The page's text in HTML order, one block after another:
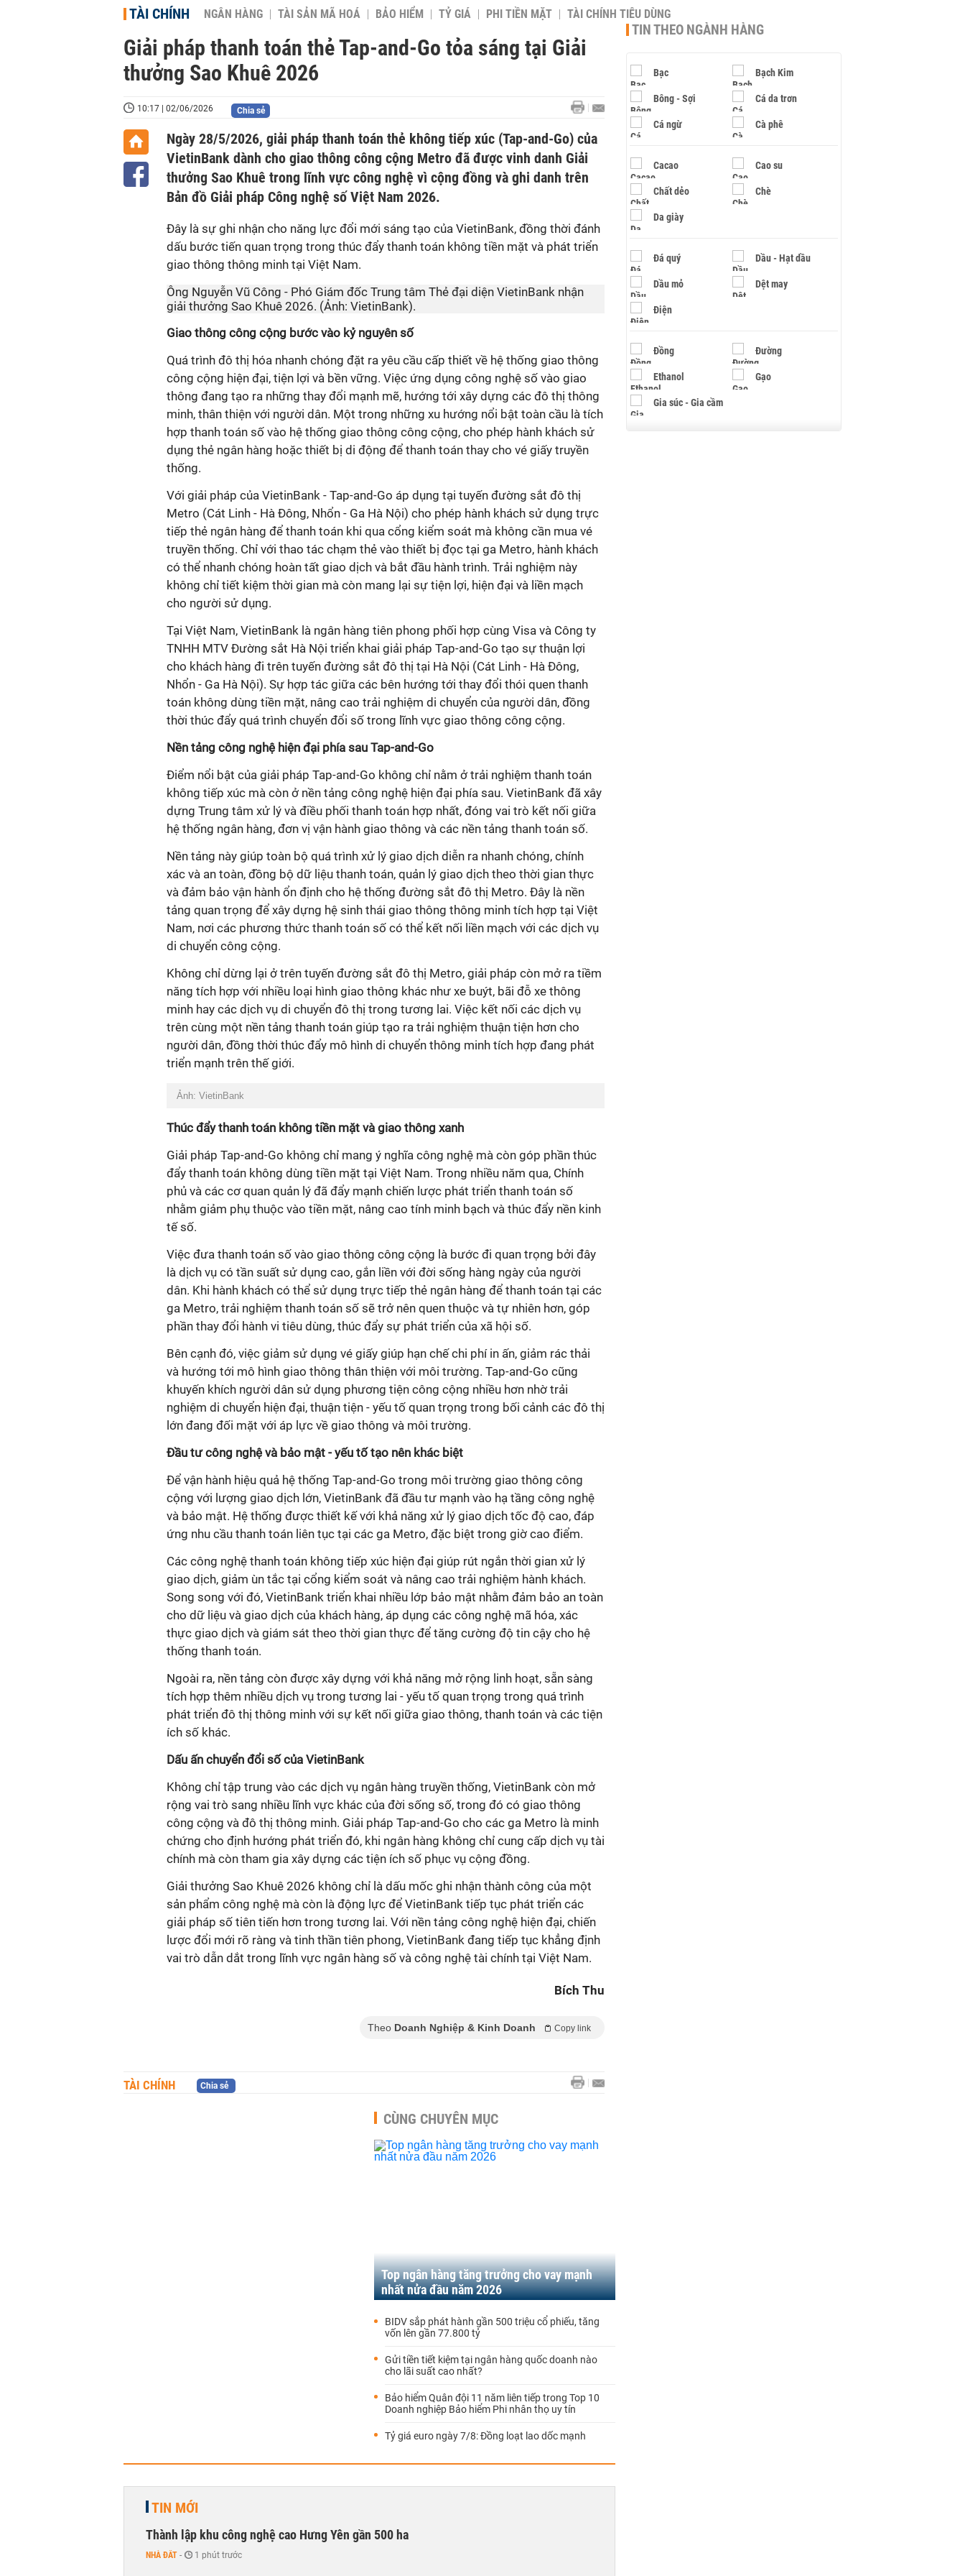
TÀI CHÍNH NGÂN HÀNG TÀI SẢN MÃ HOÁ BẢO HIỂM TỶ GIÁ PHI TIỀN MẶT TÀI CHÍNH TIÊU DÙNG
Giải pháp thanh toán thẻ Tap-and-Go tỏa sáng tại Giải
thưởng Sao Khuê 2026
10:17 | 02/06/2026 Chia sẻ
Ngày 28/5/2026, giải pháp thanh toán thẻ không tiếp xúc (Tap-and-Go) của
VietinBank dành cho giao thông công cộng Metro đã được vinh danh Giải
thưởng Sao Khuê trong lĩnh vực công nghệ vì cộng đồng và ghi danh trên
Bản đồ Giải pháp Công nghệ số Việt Nam 2026.
Đây là sự ghi nhận cho năng lực đổi mới sáng tạo của VietinBank, đồng thời đánh
dấu bước tiến quan trọng trong thúc đẩy thanh toán không tiền mặt và phát triển
giao thông thông minh tại Việt Nam.
Ông Nguyễn Vũ Công - Phó Giám đốc Trung tâm Thẻ đại diện VietinBank nhận
giải thưởng Sao Khuê 2026. (Ảnh: VietinBank).
Giao thông công cộng bước vào kỷ nguyên số
Quá trình đô thị hóa nhanh chóng đặt ra yêu cầu cấp thiết về hệ thống giao thông
công cộng hiện đại, tiện lợi và bền vững. Việc ứng dụng công nghệ số vào giao
thông đang tạo ra những thay đổi mạnh mẽ, hướng tới xây dựng các đô thị thông
minh, thân thiện với người dân. Một trong những xu hướng nổi bật toàn cầu là tích
hợp thanh toán số vào hệ thống giao thông công cộng, cho phép hành khách sử
dụng thẻ ngân hàng hoặc thiết bị di động để thanh toán thay cho vé giấy truyền
thống.
Với giải pháp của VietinBank - Tap-and-Go áp dụng tại tuyến đường sắt đô thị
Metro (Cát Linh - Hà Đông, Nhổn - Ga Hà Nội) cho phép hành khách sử dụng trực
tiếp thẻ ngân hàng để thanh toán khi qua cổng kiểm soát mà không cần mua vé
truyền thống. Chỉ với thao tác chạm thẻ vào thiết bị đọc tại ga Metro, hành khách
có thể nhanh chóng hoàn tất giao dịch và bắt đầu hành trình. Trải nghiệm này
không chỉ tiết kiệm thời gian mà còn mang lại sự tiện lợi, hiện đại và liền mạch
cho người sử dụng.
Tại Việt Nam, VietinBank là ngân hàng tiên phong phối hợp cùng Visa và Công ty
TNHH MTV Đường sắt Hà Nội triển khai giải pháp Tap-and-Go tạo sự thuận lợi
cho khách hàng đi trên tuyến đường sắt đô thị tại Hà Nội (Cát Linh - Hà Đông,
Nhổn - Ga Hà Nội). Sự hợp tác giữa các bên hướng tới thay đổi thói quen thanh
toán không dùng tiền mặt, nâng cao trải nghiệm di chuyển của người dân, đồng
thời thúc đẩy quá trình chuyển đổi số trong lĩnh vực giao thông công cộng.
Nền tảng công nghệ hiện đại phía sau Tap-and-Go
Điểm nổi bật của giải pháp Tap-and-Go không chỉ nằm ở trải nghiệm thanh toán
không tiếp xúc mà còn ở nền tảng công nghệ hiện đại phía sau. VietinBank đã xây
dựng Trung tâm xử lý và điều phối thanh toán hợp nhất, đóng vai trò kết nối giữa
hệ thống ngân hàng, đơn vị vận hành giao thông và các nền tảng thanh toán số.
Nền tảng này giúp toàn bộ quá trình xử lý giao dịch diễn ra nhanh chóng, chính
xác và an toàn, đồng bộ dữ liệu thanh toán, quản lý giao dịch theo thời gian thực
và đảm bảo vận hành ổn định cho hệ thống đường sắt đô thị Metro. Đây là nền
tảng quan trọng để xây dựng hệ sinh thái giao thông thông minh tích hợp tại Việt
Nam, nơi các phương thức thanh toán số có thể kết nối liền mạch với các dịch vụ
di chuyển công cộng.
Không chỉ dừng lại ở trên tuyến đường sắt đô thị Metro, giải pháp còn mở ra tiềm
năng tích hợp với nhiều loại hình giao thông khác như xe buýt, bãi đỗ xe thông
minh hay các dịch vụ di chuyển đô thị trong tương lai. Việc kết nối các dịch vụ
trên cùng một nền tảng thanh toán giúp tạo ra trải nghiệm thuận tiện hơn cho
người dân, đồng thời thúc đẩy mô hình di chuyển thông minh tích hợp đang phát
triển mạnh trên thế giới.
Ảnh: VietinBank
Thúc đẩy thanh toán không tiền mặt và giao thông xanh
Giải pháp Tap-and-Go không chỉ mang ý nghĩa công nghệ mà còn góp phần thúc
đẩy thanh toán không dùng tiền mặt tại Việt Nam. Trong nhiều năm qua, Chính
phủ và các cơ quan quản lý đã đẩy mạnh chiến lược phát triển thanh toán số
nhằm giảm phụ thuộc vào tiền mặt, nâng cao tính minh bạch và thúc đẩy nền kinh
tế số.
Việc đưa thanh toán số vào giao thông công cộng là bước đi quan trọng bởi đây
là dịch vụ có tần suất sử dụng cao, gắn liền với đời sống hàng ngày của người
dân. Khi hành khách có thể sử dụng trực tiếp thẻ ngân hàng để thanh toán tại các
ga Metro, trải nghiệm thanh toán số sẽ trở nên quen thuộc và tự nhiên hơn, góp
phần thay đổi hành vi tiêu dùng, thúc đẩy sự phát triển của xã hội số.
Bên cạnh đó, việc giảm sử dụng vé giấy giúp hạn chế chi phí in ấn, giảm rác thải
và hướng tới mô hình giao thông thân thiện với môi trường. Tap-and-Go cũng
khuyến khích người dân sử dụng phương tiện công cộng nhiều hơn nhờ trải
nghiệm di chuyển hiện đại, thuận tiện - yếu tố quan trọng trong bối cảnh các đô thị
lớn đang đối mặt với áp lực về giao thông và môi trường.
Đầu tư công nghệ và bảo mật - yếu tố tạo nên khác biệt
Để vận hành hiệu quả hệ thống Tap-and-Go trong môi trường giao thông công
cộng với lượng giao dịch lớn, VietinBank đã đầu tư mạnh vào hạ tầng công nghệ
và bảo mật. Hệ thống được thiết kế với khả năng xử lý giao dịch tốc độ cao, đáp
ứng nhu cầu thanh toán liên tục tại các ga Metro, đặc biệt trong giờ cao điểm.
Các công nghệ thanh toán không tiếp xúc hiện đại giúp rút ngắn thời gian xử lý
giao dịch, giảm ùn tắc tại cổng kiểm soát và nâng cao trải nghiệm hành khách.
Song song với đó, VietinBank triển khai nhiều lớp bảo mật nhằm đảm bảo an toàn
cho dữ liệu và giao dịch của khách hàng, áp dụng các công nghệ mã hóa, xác
thực giao dịch và giám sát theo thời gian thực để tăng cường độ tin cậy cho hệ
thống thanh toán.
Ngoài ra, nền tảng còn được xây dựng với khả năng mở rộng linh hoạt, sẵn sàng
tích hợp thêm nhiều dịch vụ trong tương lai - yếu tố quan trọng trong quá trình
phát triển đô thị thông minh với sự kết nối giữa giao thông, thanh toán và các tiện
ích số khác.
Dấu ấn chuyển đổi số của VietinBank
Không chỉ tập trung vào các dịch vụ ngân hàng truyền thống, VietinBank còn mở
rộng vai trò sang nhiều lĩnh vực khác của đời sống số, trong đó có giao thông
công cộng và đô thị thông minh. Giải pháp Tap-and-Go cho các ga Metro là minh
chứng cho định hướng phát triển đó, khi ngân hàng không chỉ cung cấp dịch vụ tài
chính mà còn tham gia xây dựng các tiện ích số phục vụ cộng đồng.
Giải thưởng Sao Khuê 2026 không chỉ là dấu mốc ghi nhận thành công của một
sản phẩm công nghệ mà còn là động lực để VietinBank tiếp tục phát triển các
giải pháp số tiên tiến hơn trong tương lai. Với nền tảng công nghệ hiện đại, chiến
lược đổi mới rõ ràng và tinh thần tiên phong, VietinBank đang tiếp tục khẳng định
vai trò dẫn dắt trong lĩnh vực ngân hàng số và công nghệ tài chính tại Việt Nam.
Bích Thu
Theo Doanh Nghiệp & Kinh Doanh Copy link
TÀI CHÍNH Chia sẻ
CÙNG CHUYÊN MỤC
Top ngân hàng tăng trưởng cho vay mạnh
nhất nửa đầu năm 2026
BIDV sắp phát hành gần 500 triệu cổ phiếu, tăng
vốn lên gần 77.800 tỷ
Gửi tiền tiết kiệm tại ngân hàng quốc doanh nào
cho lãi suất cao nhất?
Bảo hiểm Quân đội 11 năm liên tiếp trong Top 10
Doanh nghiệp Bảo hiểm Phi nhân thọ uy tín
Tỷ giá euro ngày 7/8: Đồng loạt lao dốc mạnh
TIN MỚI
Thành lập khu công nghệ cao Hưng Yên gần 500 ha
NHÀ ĐẤT - 1 phút trước
TIN THEO NGÀNH HÀNG
Bạc Bạch Kim
Bông - Sợi Cá da trơn
Cá ngừ Cà phê
Cacao Cao su
Chất dẻo Chè
Da giày
Đá quý Dầu - Hạt dầu
Dầu mỏ Dệt may
Điện
Đồng Đường
Ethanol Gạo
Gia súc - Gia cầm